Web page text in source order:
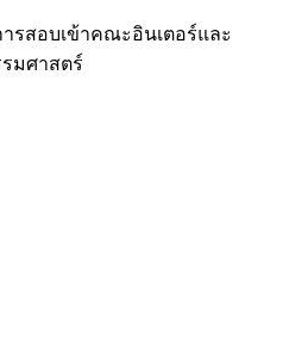
รสอบเข้าคณะอินเตอร์และ
มศาสตร์